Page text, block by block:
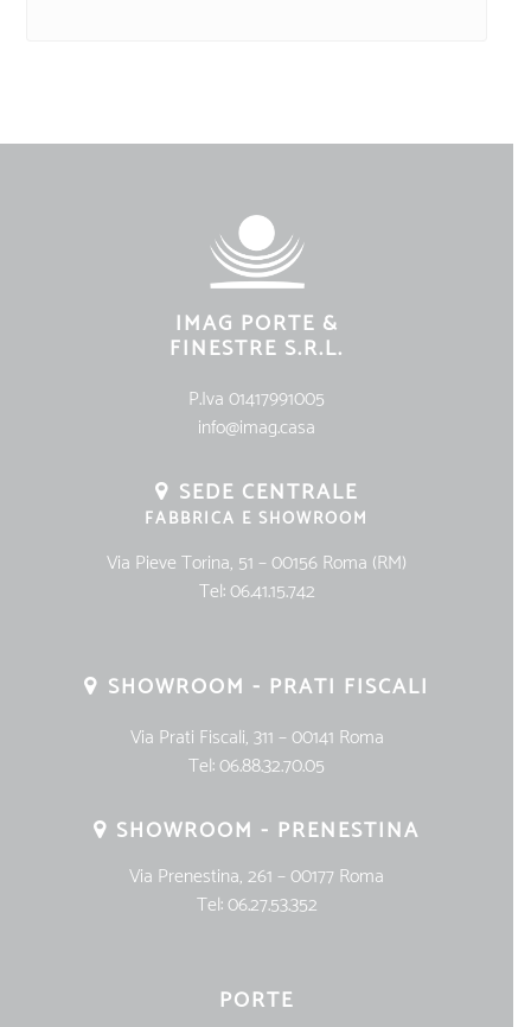
IMAG PORTE &
FINESTRE S.R.L.
P.Iva 01417991005
info@imag.casa
SEDE CENTRALE
FABBRICA E SHOWROOM
Via Pieve Torina, 51 – 00156 Roma (RM)
Tel:06.41.15.742
SHOWROOM - PRATI FISCALI
Via Prati Fiscali, 311 – 00141 Roma
Tel:06.88.32.70.05
SHOWROOM - PRENESTINA
Via Prenestina, 261 – 00177 Roma
Tel:06.27.53.352
PORTE